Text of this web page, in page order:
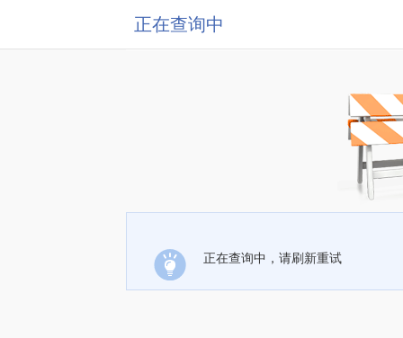
正在查询中
正在查询中，请刷新重试